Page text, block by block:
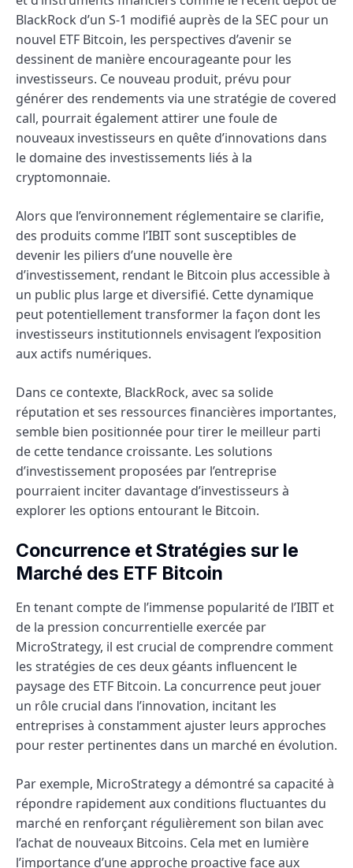
BlackRock d’un S-1 modifié auprès de la SEC pour un
nouvel ETF Bitcoin, les perspectives d’avenir se
dessinent de manière encourageante pour les
investisseurs. Ce nouveau produit, prévu pour
générer des rendements via une stratégie de covered
call, pourrait également attirer une foule de
nouveaux investisseurs en quête d’innovations dans
le domaine des investissements liés à la
cryptomonnaie.
Alors que l’environnement réglementaire se clarifie,
des produits comme l’IBIT sont susceptibles de
devenir les piliers d’une nouvelle ère
d’investissement, rendant le Bitcoin plus accessible à
un public plus large et diversifié. Cette dynamique
peut potentiellement transformer la façon dont les
investisseurs institutionnels envisagent l’exposition
aux actifs numériques.
Dans ce contexte, BlackRock, avec sa solide
réputation et ses ressources financières importantes,
semble bien positionnée pour tirer le meilleur parti
de cette tendance croissante. Les solutions
d’investissement proposées par l’entreprise
pourraient inciter davantage d’investisseurs à
explorer les options entourant le Bitcoin.
Concurrence et Stratégies sur le
Marché des ETF Bitcoin
En tenant compte de l’immense popularité de l’IBIT et
de la pression concurrentielle exercée par
MicroStrategy, il est crucial de comprendre comment
les stratégies de ces deux géants influencent le
paysage des ETF Bitcoin. La concurrence peut jouer
un rôle crucial dans l’innovation, incitant les
entreprises à constamment ajuster leurs approches
pour rester pertinentes dans un marché en évolution.
Par exemple, MicroStrategy a démontré sa capacité à
répondre rapidement aux conditions fluctuantes du
marché en renforçant régulièrement son bilan avec
l’achat de nouveaux Bitcoins. Cela met en lumière
l’importance d’une approche proactive face aux